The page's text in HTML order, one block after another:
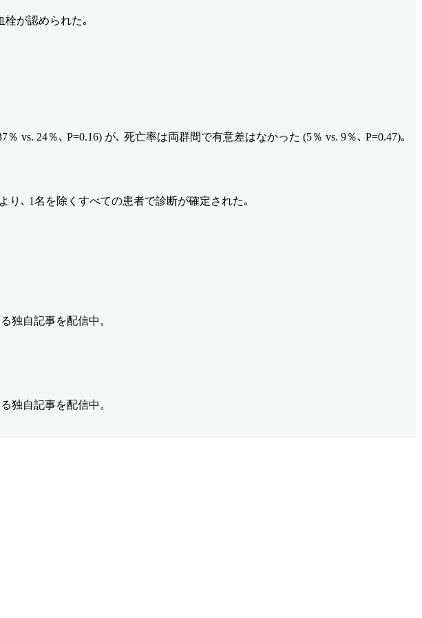
栓が認められた｡
vs. 24％､ P=0.16) が､ 死亡率は両群間で有意差はなかった (5％ vs. 9％､ P=0.47)｡
り､ 1名を除くすべての患者で診断が確定された｡
独自記事を配信中。
独自記事を配信中。